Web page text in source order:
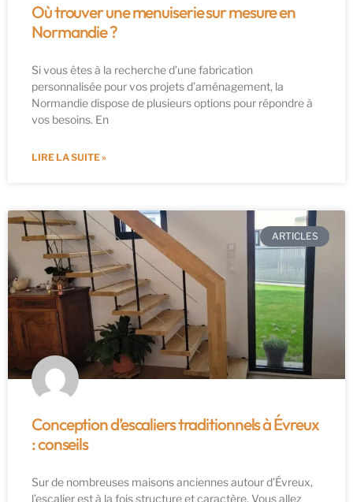
Où trouver une menuiserie sur mesure en
Normandie ?
Si vous êtes à la recherche d’une fabrication
personnalisée pour vos projets d’aménagement, la
Normandie dispose de plusieurs options pour répondre à
vos besoins. En
LIRE LA SUITE »
ARTICLES
Conception d’escaliers traditionnels à Évreux
: conseils
Sur de nombreuses maisons anciennes autour d’Évreux,
l’escalier est à la fois structure et caractère. Vous allez